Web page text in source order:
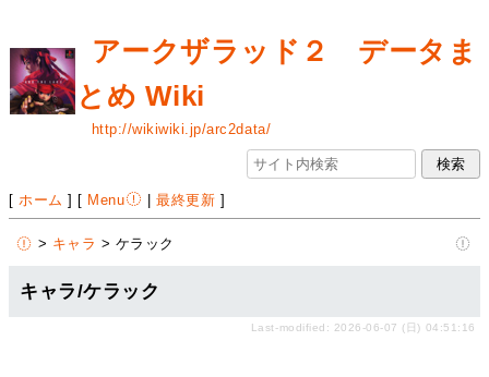
アークザラッド２ データま
とめ Wiki
http://wikiwiki.jp/arc2data/
[ ホーム ] [ Menu |最終更新 ]
> キャラ > ケラック
キャラ/ケラック
Last-modified: 2026-06-07 (日) 04:51:16